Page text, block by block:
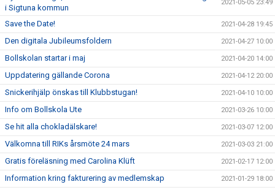
i Sigtuna kommun
2021-05-05 23:49
Save the Date! 2021-04-28 19:45
Den digitala Jubileumsfoldern 2021-04-27 10:00
Bollskolan startar i maj 2021-04-20 14:00
Uppdatering gällande Corona 2021-04-12 20:00
Snickerihjälp önskas till Klubbstugan! 2021-04-10 10:00
Info om Bollskola Ute 2021-03-26 10:00
Se hit alla chokladälskare! 2021-03-07 12:00
Välkomna till RIKs årsmöte 24 mars 2021-03-03 21:00
Gratis föreläsning med Carolina Klüft 2021-02-17 12:00
Information kring fakturering av medlemskap 2021-01-29 18:00